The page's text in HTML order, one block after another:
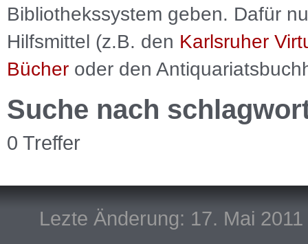
Bibliothekssystem geben. Dafür
Hilfsmittel (z.B. den Karlsruher
Bücher oder den
Suche nach
0 Treffer
Lezte Änderung: 17. Mai